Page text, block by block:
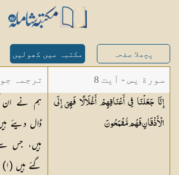
پچھلا صفحہ مکتبہ میں کھولیں
سورة يس - آیت 8
إِنَّا جَعَلْنَا فِي أَعْنَاقِهِمْ أَغْلَالًا فَهِيَ إِلَى
الْأَذْقَانِ فَهُممُّقْمَحُونَ
ترجمہ
جونا
ہم نے ان
ڈال دیئے
ہیں، جس
گئے ہیں (١)